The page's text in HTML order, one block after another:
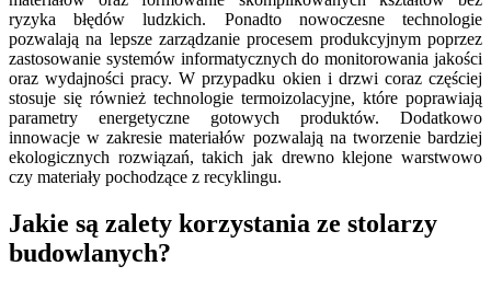
ryzyka błędów ludzkich. Ponadto nowoczesne technologie
pozwalają na lepsze zarządzanie procesem produkcyjnym poprzez
zastosowanie systemów informatycznych do monitorowania jakości
oraz wydajności pracy. W przypadku okien i drzwi coraz częściej
stosuje się również technologie termoizolacyjne, które poprawiają
parametry energetyczne gotowych produktów. Dodatkowo
innowacje w zakresie materiałów pozwalają na tworzenie bardziej
ekologicznych rozwiązań, takich jak drewno klejone warstwowo
czy materiały pochodzące z recyklingu.
Jakie są zalety korzystania ze stolarzy
budowlanych?